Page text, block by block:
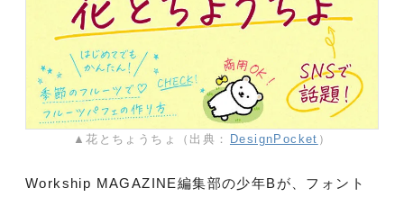
▲花とちょうちょ（出典： DesignPocket ）
Workship MAGAZINE編集部の少年Bが、フォント